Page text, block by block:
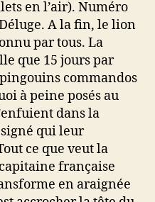
en l’air). Numéro
A la fin, le lion
par tous. La
que 15 jours par
commandos
à peine posés au
dans la
qui leur
ce que veut la
française
en araignée